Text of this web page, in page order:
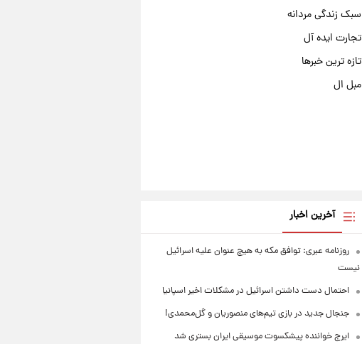
سبک زندگی مردانه
تجارت ایده آل
تازه ترین خبرها
مبل ال
آخرین اخبار
روزنامه عبری: توافق مکه به هیچ عنوان علیه اسرائیل
نیست
احتمال دست داشتن اسرائیل در مشکلات اخیر اسپانیا
جنجال جدید در بازی تیم‌های منصوریان و گل‌محمدی!
ایرج خواننده پیشکسوت موسیقی ایران بستری شد